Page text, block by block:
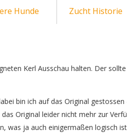
Hunde Zucht Historie
Kerl Ausschau halten. Der
bin ich auf das Original
Original leider nicht mehr zur
ja auch einigermaßen logisch